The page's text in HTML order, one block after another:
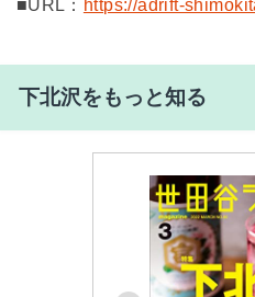
■URL： https://adrift-
下北沢をもっと知る